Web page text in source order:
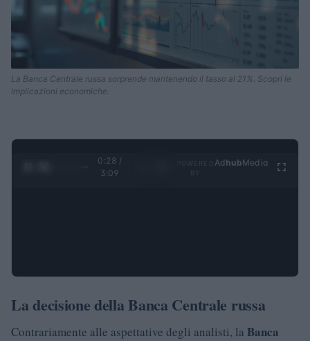
La Banca Centrale russa sorprende mantenendo il tasso al 21%. Scopri le
implicazioni economiche.
0:28 /
3:09
Ad hubMedia
La decisione della Banca Centrale russa
Contrariamente alle aspettative degli analisti, la Banca